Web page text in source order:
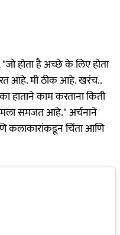
होता है अच्छे के लिए होता
करत आहे. मी ठीक आहे. खरंच..
हाताने काम करताना किती
समजत आहे." अर्चनाने
कलाकारांकडून चिंता आणि